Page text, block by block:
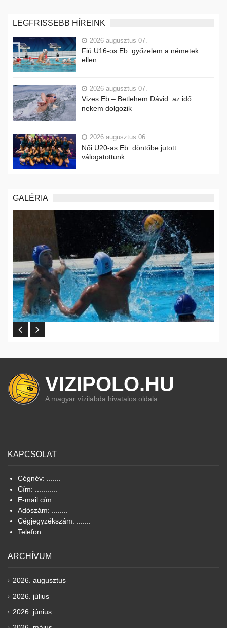
LEGFRISSEBB HÍREINK
2026 augusztus 07.
Fiú U16-os Eb: győzelem a németek
ellen
2026 augusztus 07.
Vizes Eb – Betlehem Dávid: az idő
nekem dolgozik
2026 augusztus 06.
Női U20-as Eb: döntőbe jutott
válogatottunk
GALÉRIA
VIZIPOLO.HU
A magyar vízilabda hivatalos oldala
KAPCSOLAT
Cégnév: .......
Cím: ...........
E-mail cím: .......
Adószám: ........
Cégjegyzékszám: .......
Telefon: ........
ARCHÍVUM
2026. augusztus
2026. július
2026. június